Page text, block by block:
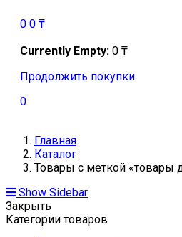
0 0 ₸
Currently Empty: 0 ₸
Продолжить покупки
0
Главная
Каталог
Товары с меткой «товары
Show Sidebar
Закрыть
Категории товаров